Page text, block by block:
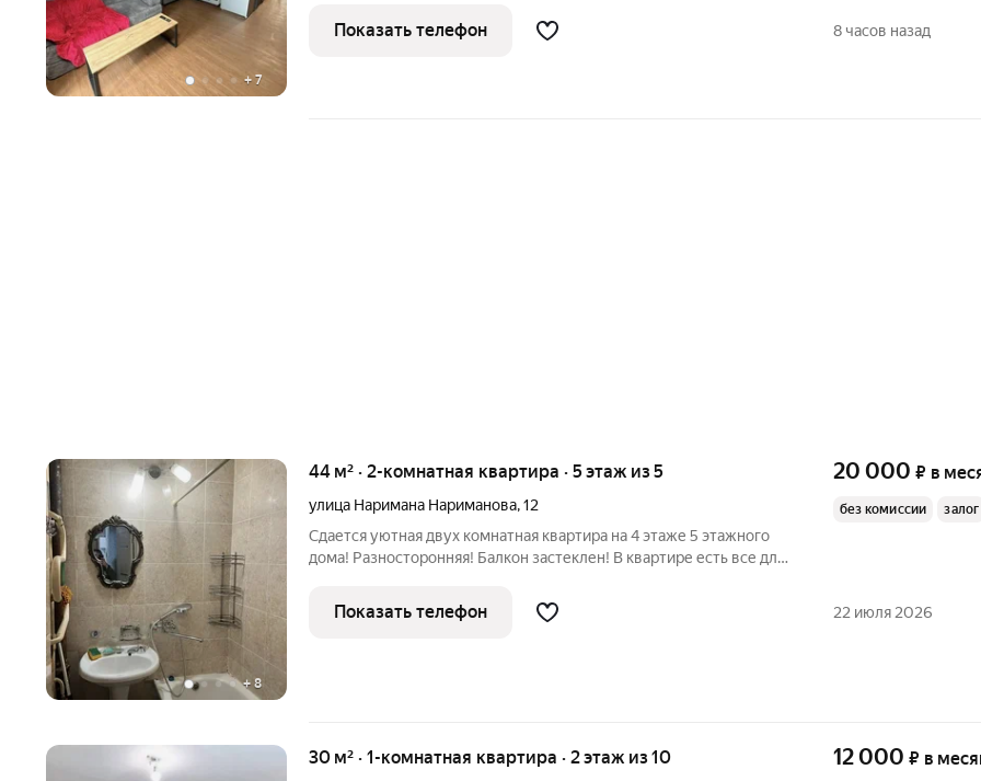
+ 7
условиям проживания: можно с детьми, можно с питомцами. Из
техники в
Показать телефон 8 часов назад
+ 8
44 м² · 2-комнатная квартира · 5 этаж из 5
улица Наримана Нариманова,12
Сдается уютная двух комнатная квартира на 4 этаже 5 этажного
дома! Разносторонняя! Балкон застеклен! В квартире есть все для
имеется 4 спальных места! В квартире имеется холодильник,
20 000 ₽ в
без комиссии залог
Показать телефон 22 июля 2026
30 м² · 1-комнатная квартира · 2 этаж из 10 12 000 ₽ в